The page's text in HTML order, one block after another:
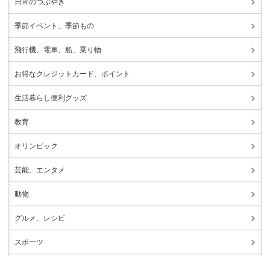
日常のつぶやき
季節イベント、季節もの
飛行機、電車、船、乗り物
お得なクレジットカード、ポイント
生活暮らし便利グッズ
教育
オリンピック
芸能、エンタメ
動物
グルメ、レシピ
スポーツ